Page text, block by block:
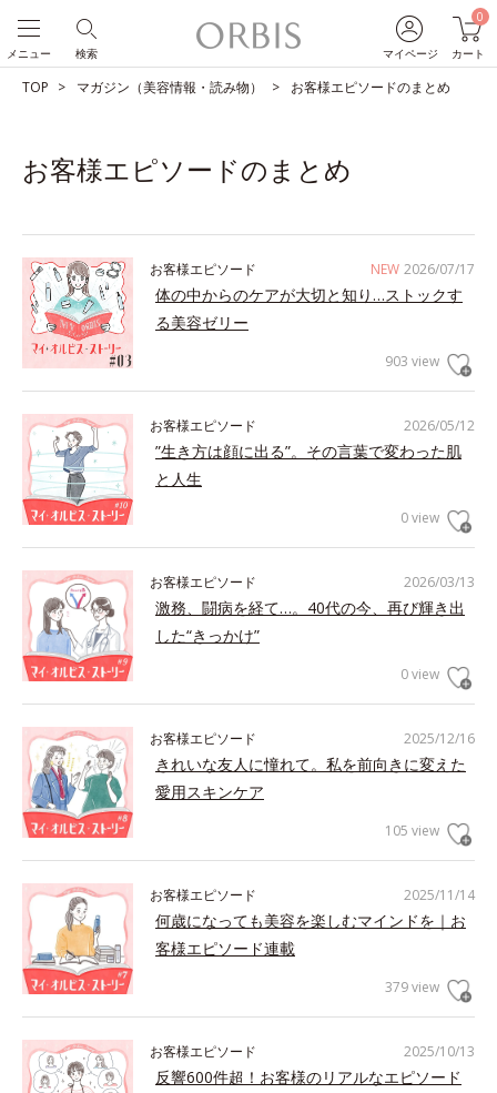
マイページ
0
カート
検索
メニュー
TOP マガジン（美容情報・読み物） お客様エピソードのまとめ
お客様エピソードのまとめ
NEW 2026/07/17
お客様エピソード
体の中からのケアが大切と知り…ストックす
る美容ゼリー
903 view
2026/05/12
お客様エピソード
”生き方は顔に出る”。その言葉で変わった肌
と人生
0 view
2026/03/13
お客様エピソード
激務、闘病を経て…。40代の今、再び輝き出
した“きっかけ”
0 view
2025/12/16
お客様エピソード
きれいな友人に憧れて。私を前向きに変えた
愛用スキンケア
105 view
2025/11/14
お客様エピソード
何歳になっても美容を楽しむマインドを｜お
客様エピソード連載
379 view
2025/10/13
お客様エピソード
反響600件超！お客様のリアルなエピソード